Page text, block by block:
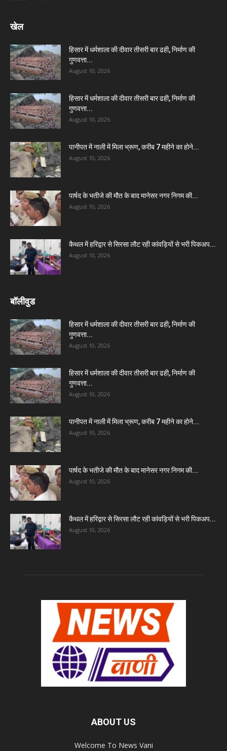
खेल
हिसार में धर्मशाला की दीवार तीसरी बार ढही, निर्माण की
गुणवत्ता...
August 10, 2026
हिसार में धर्मशाला की दीवार तीसरी बार ढही, निर्माण की
गुणवत्ता...
August 10, 2026
पानीपत में नाली में मिला भ्रूण, करीब 7 महीने का होने...
August 10, 2026
पार्षद के भतीजे की मौत के बाद मानेसर नगर निगम की...
August 10, 2026
कैथल में हरिद्वार से सिरसा लौट रही कांवड़ियों से भरी पिकअप...
August 10, 2026
बॉलीवुड
हिसार में धर्मशाला की दीवार तीसरी बार ढही, निर्माण की
गुणवत्ता...
August 10, 2026
हिसार में धर्मशाला की दीवार तीसरी बार ढही, निर्माण की
गुणवत्ता...
August 10, 2026
पानीपत में नाली में मिला भ्रूण, करीब 7 महीने का होने...
August 10, 2026
पार्षद के भतीजे की मौत के बाद मानेसर नगर निगम की...
August 10, 2026
कैथल में हरिद्वार से सिरसा लौट रही कांवड़ियों से भरी पिकअप...
August 10, 2026
ABOUT US
Welcome To News Vani